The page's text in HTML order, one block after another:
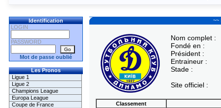
Identification
LOGIN
PASSWORD
Mot de passe oublié
Les Pronos
Ligue 1
Ligue 2
Champions League
Europa League
Coupe de France
~~
Nom complet :
Fondé en :
Président :
Entraineur :
Stade :
Site officiel :
Classement